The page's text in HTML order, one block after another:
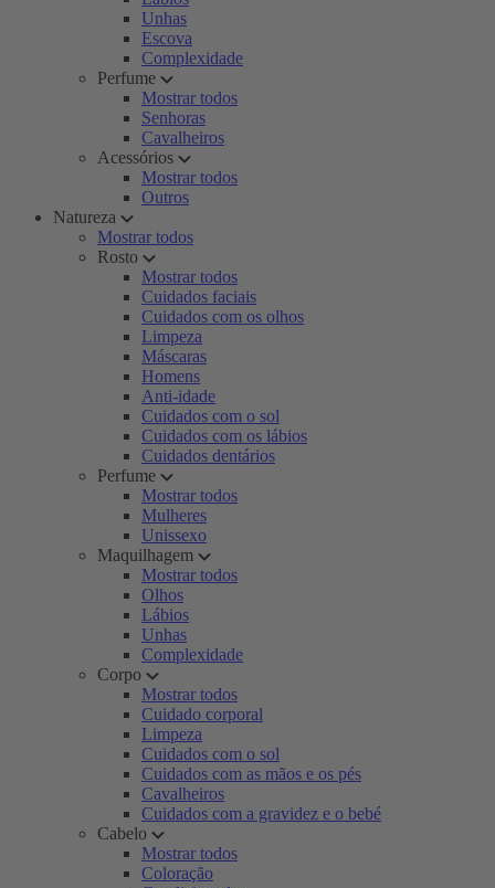
Unhas
Escova
Complexidade
Perfume
Mostrar todos
Senhoras
Cavalheiros
Acessórios
Mostrar todos
Outros
Natureza
Mostrar todos
Rosto
Mostrar todos
Cuidados faciais
Cuidados com os olhos
Limpeza
Máscaras
Homens
Anti-idade
Cuidados com o sol
Cuidados com os lábios
Cuidados dentários
Perfume
Mostrar todos
Mulheres
Unissexo
Maquilhagem
Mostrar todos
Olhos
Lábios
Unhas
Complexidade
Corpo
Mostrar todos
Cuidado corporal
Limpeza
Cuidados com o sol
Cuidados com as mãos e os pés
Cavalheiros
Cuidados com a gravidez e o bebé
Cabelo
Mostrar todos
Coloração